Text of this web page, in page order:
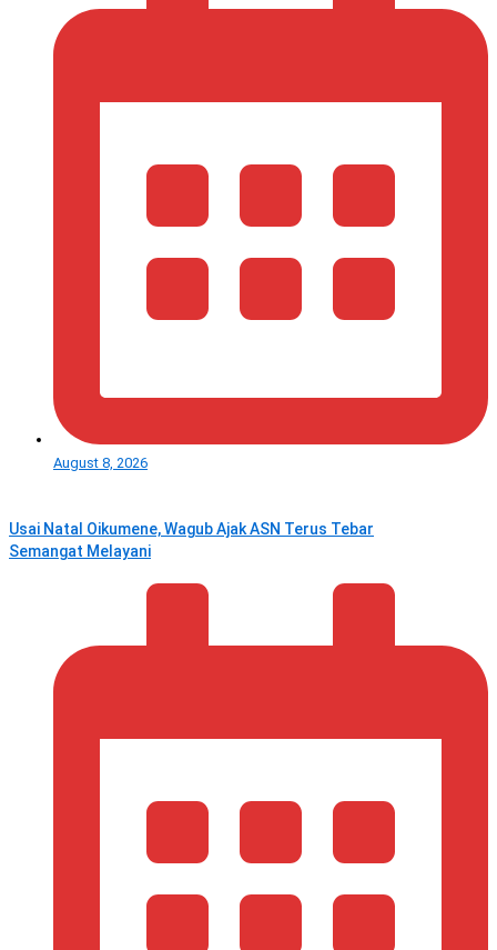
August 8, 2026
Usai Natal Oikumene, Wagub Ajak ASN Terus Tebar
Semangat Melayani